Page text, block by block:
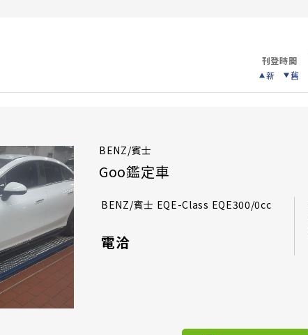
刊登時間
新
舊
BENZ/賓士
Goo鑑定車
BENZ/賓士 EQE-Class EQE300/0cc
電洽